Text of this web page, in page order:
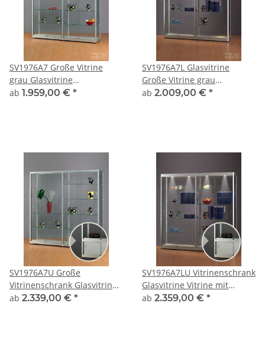
SV1976A7 Große Vitrine
grau Glasvitrine
Ausstellungsvitrine
ab 1.959,00 € *
SV1976A7L Glasvitrine
Große Vitrine grau
Ausstellungsvitrine
ab 2.009,00 € *
SV1976A7U Große
Vitrinenschrank Glasvitrine
Vitrine mit Unterschrank
ab 2.339,00 € *
SV1976A7LU Vitrinenschrank
Glasvitrine Vitrine mit
Unterschrank
ab 2.359,00 € *